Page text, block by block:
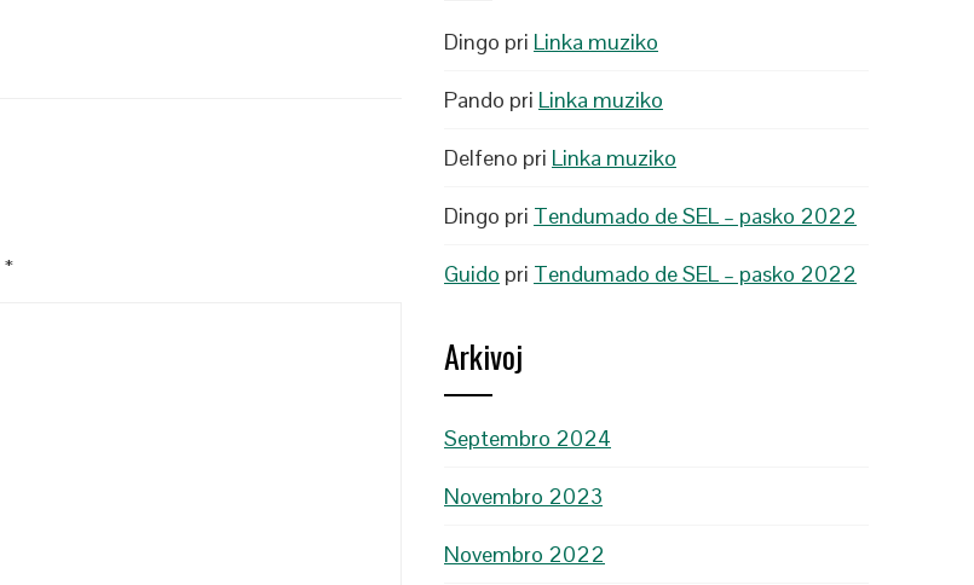
*
Dingo pri Linka muziko
Pando pri Linka muziko
Delfeno pri Linka muziko
Dingo pri Tendumado de SEL – pasko 2022
Guido pri Tendumado de SEL – pasko 2022
Arkivoj
Septembro 2024
Novembro 2023
Novembro 2022